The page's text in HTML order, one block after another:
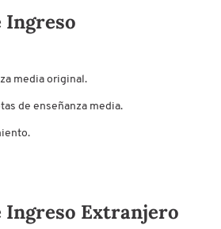
Ingreso
media original.
de enseñanza media.
Ingreso Extranjero